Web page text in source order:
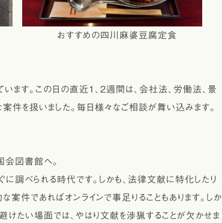
すめの四川麻婆豆腐定食
す。この日の直近1、2週間は、会社法、労働法、景
件を扱いました。毎日様々なご相談が舞い込みます。
会図書館へ。
に調べられる時代です。しかも、法律文献に特化したリ
案件であればオンラインで事足りることもあります。しか
たい場面では、やはり文献を渉猟することが欠かせま